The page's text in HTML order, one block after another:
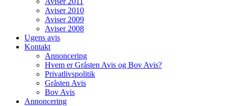
Aviser 2010
Aviser 2009
Aviser 2008
Ugens avis
Kontakt
Annoncering
Hvem er Gråsten Avis og Bov Avis?
Privatlivspolitik
Gråsten Avis
Bov Avis
Annoncering